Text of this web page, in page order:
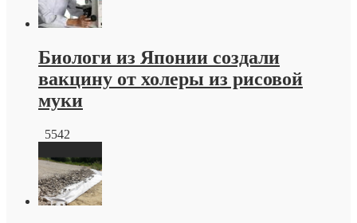
Биологи из Японии создали
вакцину от холеры из рисовой
муки
5542